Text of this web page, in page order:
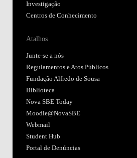
Investigação
Centros de Conhecimento
Atalhos
Junte-se a nós
Regulamentos e Atos Públicos
Fundação Alfredo de Sousa
Biblioteca
Nova SBE Today
Moodle@NovaSBE
Webmail
Student Hub
Portal de Denúncias